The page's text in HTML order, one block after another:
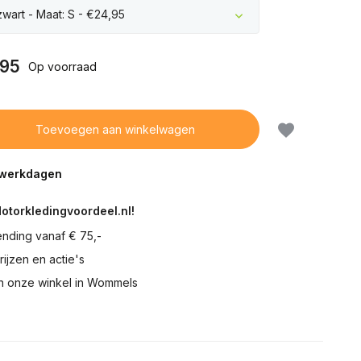
- Maat: S - €24,95
Op voorraad
Toevoegen aan winkelwagen
vanaf € 75,-
en actie's
onze winkel in Wommels